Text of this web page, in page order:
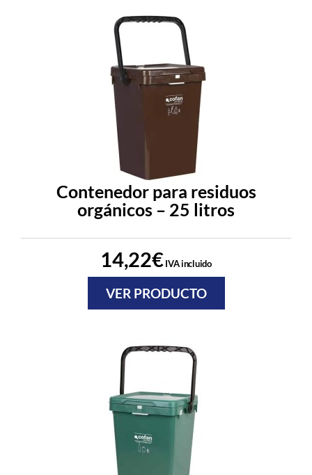
Contenedor para residuos
orgánicos – 25 litros
14,22€IVA incluido
VER PRODUCTO